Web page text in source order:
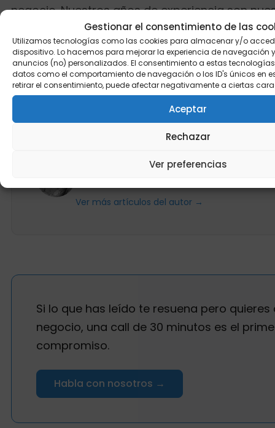
Gestionar el consentimiento de las
Utilizamos tecnologías como las cookies para almacenar y/o
dispositivo. Lo hacemos para mejorar la experiencia de navegación
anuncios (no) personalizados. El consentimiento a estas
datos como el comportamiento de navegación o los ID's únicos en
retirar el consentimiento, puede afectar negativamente a ciertas
Aceptar
Rechazar
Ver preferencias
negocio. Nuestros años de experiencia son
garantía de éxito y estamos seguros de que
las soluciones que necesitas para mejorar tus
marketing digital. ¡Ponte en contacto con
podemos ayudarte!
Eduardo Garolera
Ver más artículos del autor →
Si lo que has leído te resuena pero
negocio, una call de 30 minutos es el
compromiso.
Habla con nosotros →